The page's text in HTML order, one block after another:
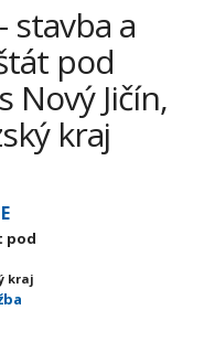
stavba a
pod
Nový Jičín,
kraj
pod
kraj